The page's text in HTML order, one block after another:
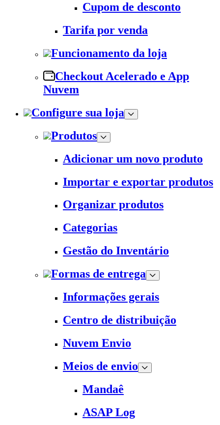
Cupom de desconto
Tarifa por venda
Funcionamento da loja
Checkout Acelerado e App
Nuvem
Configure sua loja
Produtos
Adicionar um novo produto
Importar e exportar produtos
Organizar produtos
Categorias
Gestão do Inventário
Formas de entrega
Informações gerais
Centro de distribuição
Nuvem Envio
Meios de envio
Mandaê
ASAP Log